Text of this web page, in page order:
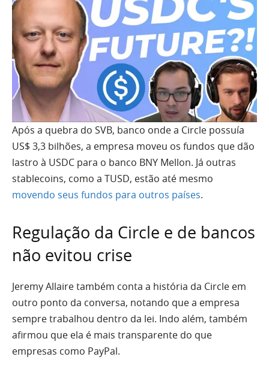
Após a quebra do SVB, banco onde a Circle possuía
US$ 3,3 bilhões, a empresa moveu os fundos que dão
lastro à USDC para o banco BNY Mellon. Já outras
stablecoins, como a TUSD, estão até mesmo
movendo seus fundos para outros países.
Regulação da Circle e de bancos
não evitou crise
Jeremy Allaire também conta a história da Circle em
outro ponto da conversa, notando que a empresa
sempre trabalhou dentro da lei. Indo além, também
afirmou que ela é mais transparente do que
empresas como PayPal.